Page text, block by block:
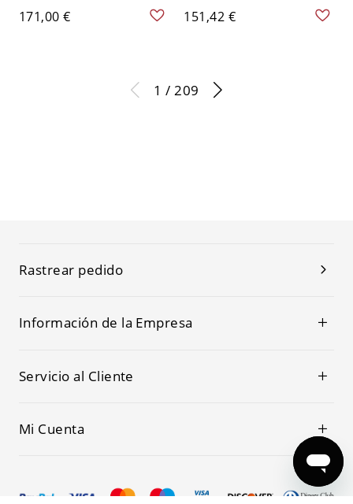
con 2 cabezas, estilo
moderno, montaje en
171,00 €
metal negro, 13" de alto
151,42 €
1 / 209
Rastrear pedido
Información de la Empresa
Servicio al Cliente
Mi Cuenta